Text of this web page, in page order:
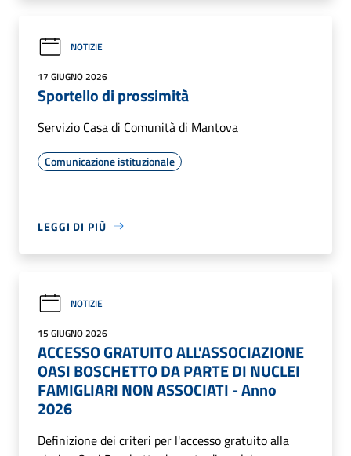
NOTIZIE
17 GIUGNO 2026
Sportello di prossimità
Servizio Casa di Comunità di Mantova
Comunicazione istituzionale
LEGGI DI PIÙ
NOTIZIE
15 GIUGNO 2026
ACCESSO GRATUITO ALL'ASSOCIAZIONE
OASI BOSCHETTO DA PARTE DI NUCLEI
FAMIGLIARI NON ASSOCIATI - Anno
2026
Definizione dei criteri per l'accesso gratuito alla